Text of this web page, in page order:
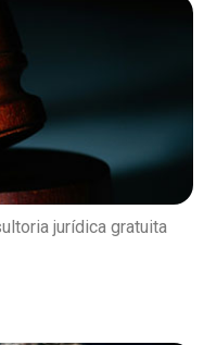
jurídica gratuita